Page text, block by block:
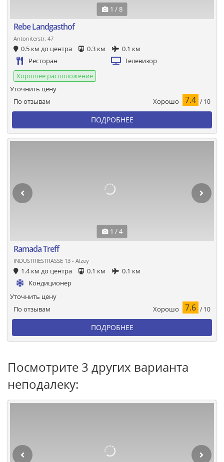
1 / 8
Rebe Landgasthof
Antoniterstr. 47
0.5 км до центра 0.3 км
0.1 км
Ресторан
Телевизор
Хорошее расположение
По отзывам Хорошо 7.4 / 10
Уточнить цену
ПОДРОБНЕЕ
1 / 4
Ramada Treff
INDUSTRIESTRASSE 13 - Alzey
1.4 км до центра 0.1 км
0.1 км
Кондиционер
По отзывам Хорошо 7.6 / 10
Уточнить цену
ПОДРОБНЕЕ
Посмотрите 3 других варианта
неподалеку: